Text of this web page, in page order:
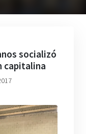
socializó
capitalina